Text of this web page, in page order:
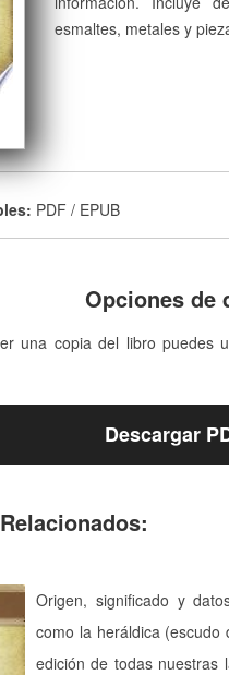
esmaltes, metales y
PDF / EPUB
Opciones de
una copia del libro puedes
Descargar
Origen, significado y
como la heráldica
edición de todas nuestras